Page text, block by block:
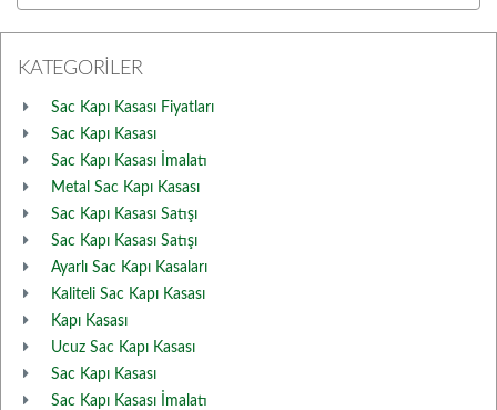
KATEGORİLER
Sac Kapı Kasası Fiyatları
Sac Kapı Kasası
Sac Kapı Kasası İmalatı
Metal Sac Kapı Kasası
Sac Kapı Kasası Satışı
Sac Kapı Kasası Satışı
Ayarlı Sac Kapı Kasaları
Kaliteli Sac Kapı Kasası
Kapı Kasası
Ucuz Sac Kapı Kasası
Sac Kapı Kasası
Sac Kapı Kasası İmalatı